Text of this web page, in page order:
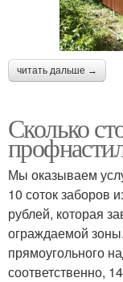
читать дальше →
Сколько
Мы оказываем
10 соток заборов
рублей, которая
ограждаемой
прямоугольного
соответственно,